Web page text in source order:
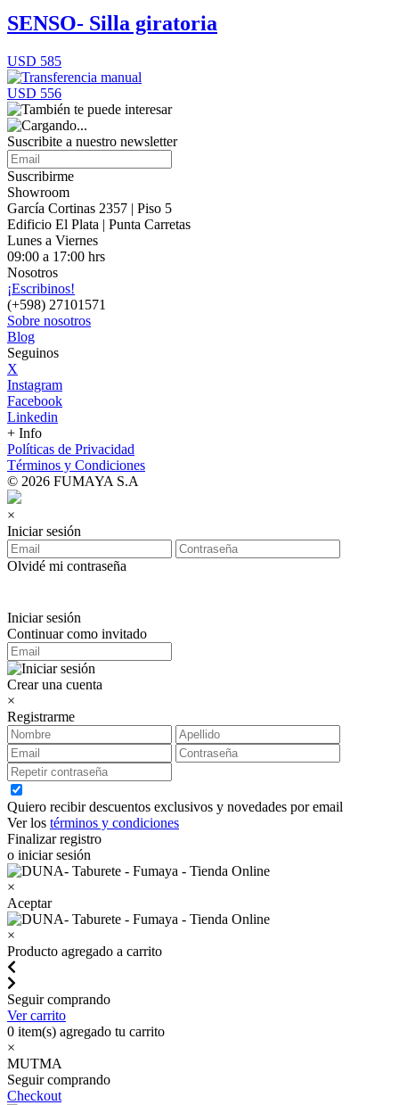
SENSO- Silla giratoria
USD 585
USD 556
Suscribite a nuestro newsletter
Suscribirme
Showroom
García Cortinas 2357 | Piso 5
Edificio El Plata | Punta Carretas
Lunes a Viernes
09:00 a 17:00 hrs
Nosotros
¡Escribinos!
(+598) 27101571
Sobre nosotros
Blog
Seguinos
X
Instagram
Facebook
Linkedin
+ Info
Políticas de Privacidad
Términos y Condiciones
© 2026 FUMAYA S.A
×
Iniciar sesión
Olvidé mi contraseña
Iniciar sesión
Continuar como invitado
Crear una cuenta
×
Registrarme
Quiero recibir descuentos exclusivos y novedades por email
Ver los términos y condiciones
Finalizar registro
o iniciar sesión
×
Aceptar
×
Producto agregado a carrito
Seguir comprando
Ver carrito
0 item(s) agregado tu carrito
×
MUTMA
Seguir comprando
Checkout